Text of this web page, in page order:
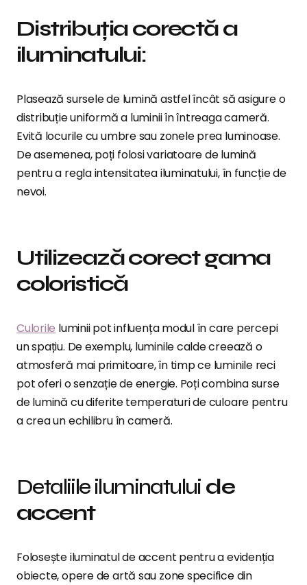
Distribuția corectă a
iluminatului:
Plasează sursele de lumină astfel încât să asigure o
distribuție uniformă a luminii în întreaga cameră.
Evită locurile cu umbre sau zonele prea luminoase.
De asemenea, poți folosi variatoare de lumină
pentru a regla intensitatea iluminatului, în funcție de
nevoi.
Utilizează corect gama
coloristică
Culorile luminii pot influența modul în care percepi
un spațiu. De exemplu, luminile calde creează o
atmosferă mai primitoare, în timp ce luminile reci
pot oferi o senzație de energie. Poți combina surse
de lumină cu diferite temperaturi de culoare pentru
a crea un echilibru în cameră.
Detaliile iluminatului de
accent
Folosește iluminatul de accent pentru a evidenția
obiecte, opere de artă sau zone specifice din